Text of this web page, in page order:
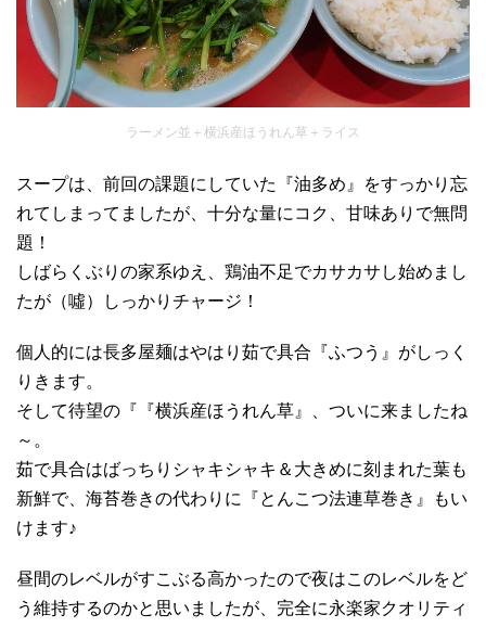
ラーメン並＋横浜産ほうれん草＋ライス
スープは、前回の課題にしていた『油多め』をすっかり忘
れてしまってましたが、十分な量にコク、甘味ありで無問
題！
しばらくぶりの家系ゆえ、鶏油不足でカサカサし始めまし
たが（噓）しっかりチャージ！
個人的には長多屋麺はやはり茹で具合『ふつう』がしっく
りきます。
そして待望の『『横浜産ほうれん草』、ついに来ましたね
～。
茹で具合はばっちりシャキシャキ＆大きめに刻まれた葉も
新鮮で、海苔巻きの代わりに『とんこつ法連草巻き』もい
けます♪
昼間のレベルがすこぶる高かったので夜はこのレベルをど
う維持するのかと思いましたが、完全に永楽家クオリティ